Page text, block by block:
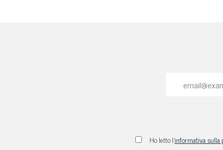
Ho letto l'informativa sulla